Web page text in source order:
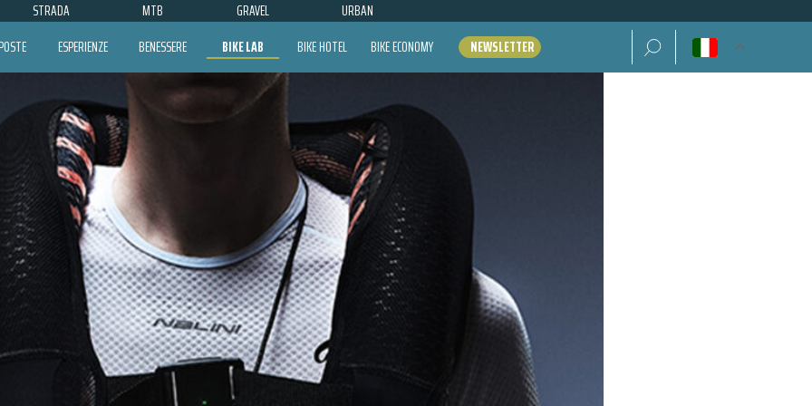
STRADA MTB GRAVEL URBAN
ESPERIENZE BENESSERE BIKE LAB BIKE HOTEL BIKE ECONOMY NEWSLETTER Ricerca per: